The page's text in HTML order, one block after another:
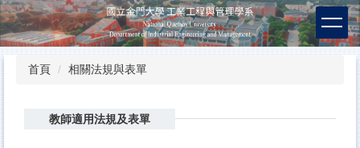
跳
主
首頁 相關法規與表單
教師適用法規及表單